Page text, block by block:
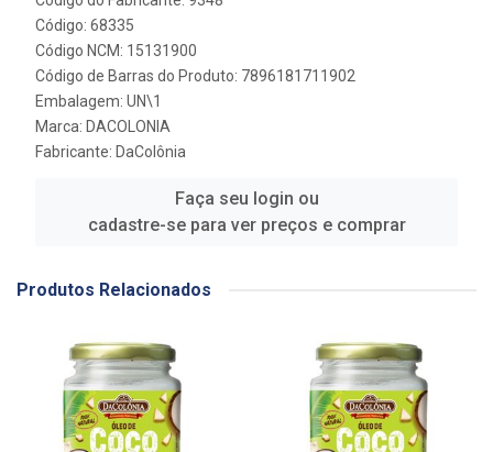
Código: 68335
Código NCM: 15131900
Código de Barras do Produto: 7896181711902
Embalagem: UN\1
Marca: DACOLONIA
Fabricante: DaColônia
Faça seu login ou
cadastre-se para ver preços e comprar
Produtos Relacionados